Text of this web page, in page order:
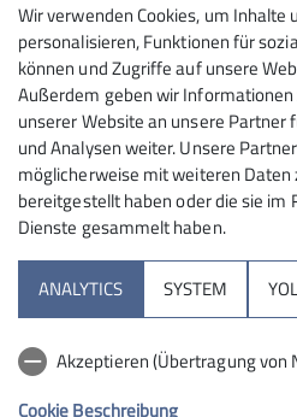
Wir verwenden Cookies, um Inhalte
personalisieren, Funktionen für
können und Zugriffe auf unsere
Außerdem geben wir
unserer Website an unsere Partner
und Analysen weiter. Unsere
möglicherweise mit weiteren Daten
bereitgestellt haben oder die sie im
Dienste gesammelt haben.
ANALYTICS SYSTEM
Akzeptieren (Übertragung von
Cookie Beschreibung